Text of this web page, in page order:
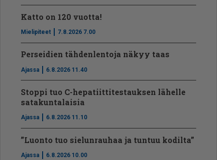
Katto on 120 vuotta!
Mielipiteet 7.8.2026 7.00
Perseidien tähdenlentoja näkyy taas
Ajassa 6.8.2026 11.40
Stoppi tuo C-hepatiit­ti­tes­tauksen lähelle
satakuntalaisia
Ajassa 6.8.2026 11.10
”Luonto tuo sielunrauhaa ja tuntuu kodilta”
Ajassa 6.8.2026 10.00